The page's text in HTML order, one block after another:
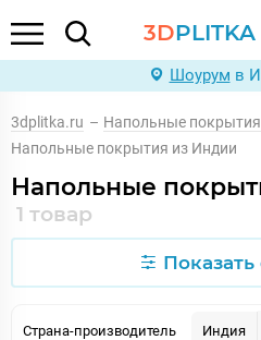
3DPLITKA
Шоурум в
3dplitka.ru – Напольные покрытия
Напольные покрытия из Индии
Напольные
1 товар
Страна-производитель Индия